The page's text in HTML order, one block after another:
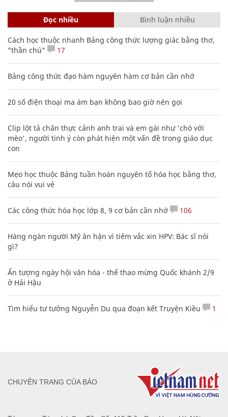
Đọc nhiều Bình luận nhiều
Cách học thuộc nhanh Bảng công thức lượng giác bằng thơ,
"thần chú"
17
Bảng công thức đạo hàm nguyên hàm cơ bản cần nhớ
20 số điện thoại ma ám bạn không bao giờ nên gọi
Clip lột tả chân thực cảnh anh trai và em gái như 'chó với
mèo', người tinh ý còn phát hiện một vấn đề trong giáo dục
con
Mẹo học thuộc Bảng tuần hoàn nguyên tố hóa học bằng thơ,
câu nói vui vẻ
Các công thức hóa học lớp 8, 9 cơ bản cần nhớ 106
Hàng ngàn người Mỹ ân hận vì tiêm vắc xin HPV: Bác sĩ nói
gì?
Ấn tượng ngày hội văn hóa - thể thao mừng Quốc khánh 2/9
ở Hải Hậu
Tìm hiểu tư tưởng Nguyễn Du qua đoạn kết Truyện Kiều 1
CHUYÊN TRANG CỦA BÁO